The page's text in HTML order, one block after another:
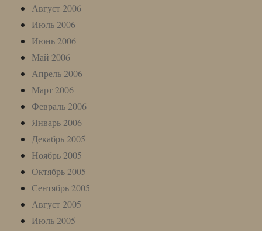
Август 2006
Июль 2006
Июнь 2006
Май 2006
Апрель 2006
Март 2006
Февраль 2006
Январь 2006
Декабрь 2005
Ноябрь 2005
Октябрь 2005
Сентябрь 2005
Август 2005
Июль 2005